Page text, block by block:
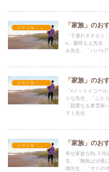
「家族」のお
「子連れオオカミ
α」藤咲もえ先生
み先生、「パパ’s
「家族」のお
「≠ノットイコー
りな先生、「ふた
「親愛なる東雲家
ヲミ先生
「家族」のお
幸せ家族なBL５
生、「雛鳥は汐風
織先生、「サドの